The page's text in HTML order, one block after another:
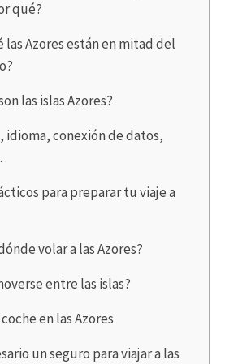
qué?
las Azores están en mitad del
las islas Azores?
idioma, conexión de datos,
para preparar tu viaje a
volar a las Azores?
entre las islas?
en las Azores
un seguro para viajar a las